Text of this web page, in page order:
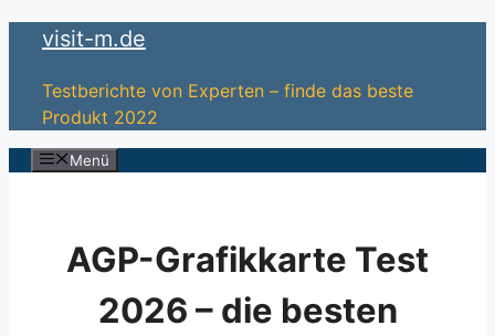
Zum
springen
visit-m.de
Testberichte von Experten – finde das beste
Produkt 2022
Menü
AGP-Grafikkarte Test
2026 – die besten